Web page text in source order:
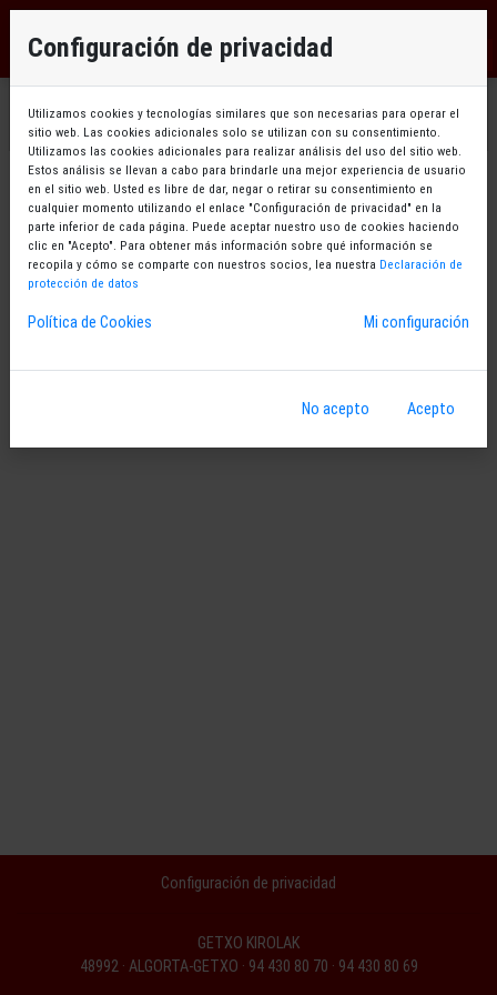
Debe identificarse para poder continuar
OK
Configuración de privacidad
GETXO KIROLAK
48992 · ALGORTA-GETXO · 94 430 80 70 · 94 430 80 69
Configuración de privacidad
Utilizamos cookies y tecnologías similares que son necesarias para operar el
sitio web. Las cookies adicionales solo se utilizan con su consentimiento.
Utilizamos las cookies adicionales para realizar análisis del uso del sitio web.
Estos análisis se llevan a cabo para brindarle una mejor experiencia de usuario
en el sitio web. Usted es libre de dar, negar o retirar su consentimiento en
cualquier momento utilizando el enlace "Configuración de privacidad" en la
parte inferior de cada página. Puede aceptar nuestro uso de cookies haciendo
clic en "Acepto". Para obtener más información sobre qué información se
recopila y cómo se comparte con nuestros socios, lea nuestra Declaración de
protección de datos
Política de Cookies Mi configuración
No acepto Acepto